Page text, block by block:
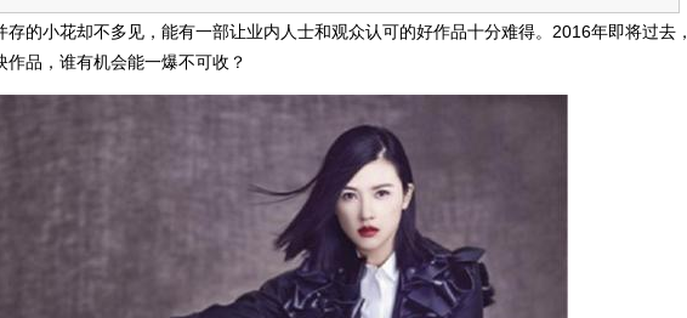
的小花却不多见，能有一部让业内人士和观众认可的好作品十分难得。2016年即将过去，
品，谁有机会能一爆不可收？